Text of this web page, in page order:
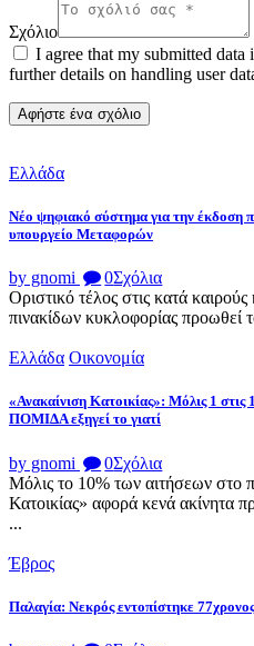
Σχόλιο
I agree that my submitted
further details on handling user
Ελλάδα
Νέο ψηφιακό σύστημα για την έκδοση
υπουργείο Μεταφορών
by gnomi 0Σχόλια
Οριστικό τέλος στις κατά
πινακίδων κυκλοφορίας
Ελλάδα Οικονομία
«Ανακαίνιση Κατοικίας»: Μόλις 1 στις
ΠΟΜΙΔΑ εξηγεί το γιατί
by gnomi 0Σχόλια
Μόλις το 10% των αιτήσεων στο
Κατοικίας» αφορά κενά ακίνητα
...
Έβρος
Παλαγία: Νεκρός εντοπίστηκε